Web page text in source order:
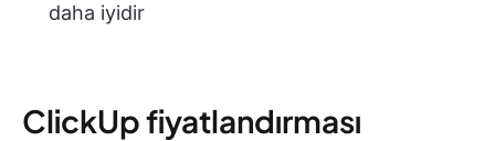
daha iyidir
ClickUp fiyatlandırması